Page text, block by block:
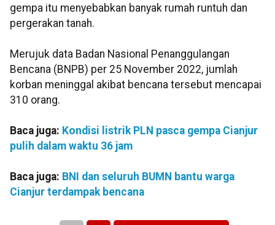
gempa itu menyebabkan banyak rumah runtuh dan
pergerakan tanah.
Merujuk data Badan Nasional Penanggulangan
Bencana (BNPB) per 25 November 2022, jumlah
korban meninggal akibat bencana tersebut mencapai
310 orang.
Baca juga: Kondisi listrik PLN pasca gempa Cianjur
pulih dalam waktu 36 jam
Baca juga: BNI dan seluruh BUMN bantu warga
Cianjur terdampak bencana